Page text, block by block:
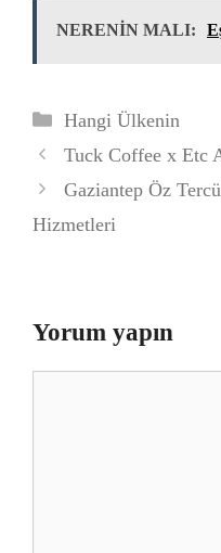
NERENİN MALI:
Kategoriler
Hangi Ülkenin
Tuck Coffee x Etc
Gaziantep Öz
Hizmetleri
Yorum yapın